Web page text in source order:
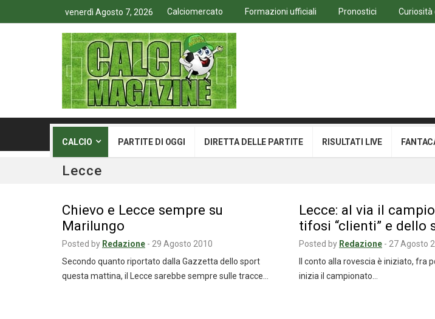
venerdì Agosto 7, 2026 Calciomercato Formazioni ufficiali Pronostici Curiosità
CALCIO PARTITE DI OGGI DIRETTA DELLE PARTITE RISULTATI LIVE
Lecce
Chievo e Lecce sempre su
Marilungo
Posted by Redazione - 29 Agosto 2010
Secondo quanto riportato dalla Gazzetta dello sport
questa mattina, il Lecce sarebbe sempre sulle tracce…
Lecce: al via il
tifosi “clienti” e dello
Posted by Redazione - 27 Agosto
Il conto alla rovescia è iniziato, fra
inizia il campionato…